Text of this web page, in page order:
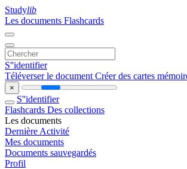
Studylib
Les documents Flashcards
S''identifier
Téléverser le document Créer des cartes
×
S''identifier
Flashcards Des collections
Les documents
Dernière Activité
Mes documents
Documents sauvegardés
Profil